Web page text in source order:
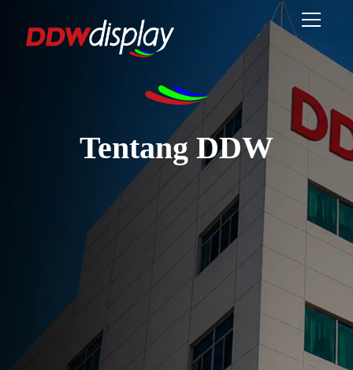
Tentang DDW